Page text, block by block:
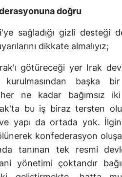
doğru
sağladığı gizli desteği
dikkate almalıyız;
götüreceği yer Irak
başka
her ne kadar bağımsız
bu iş biraz tersten
yapı da ortada yok.
konfederasyon
tanınan tek resmi
yönetimi çoktandır